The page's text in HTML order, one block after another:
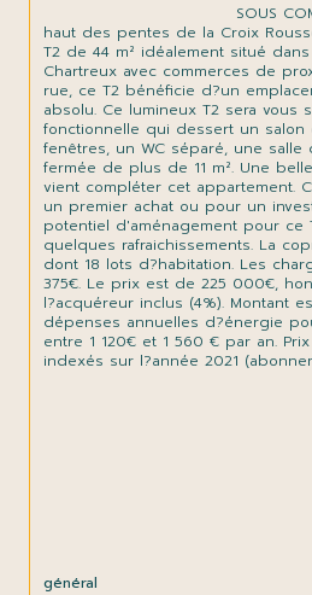
haut des pentes de la Croix
T2 de 44 m² idéalement situé
Chartreux avec commerces de
rue, ce T2 bénéficie d?un
absolu. Ce lumineux T2 sera vous
fonctionnelle qui dessert un salon
fenêtres, un WC séparé, une
fermée de plus de 11 m². Une
vient compléter cet appartement.
un premier achat ou pour un
potentiel d'aménagement pour ce
quelques rafraichissements. La
dont 18 lots d?habitation. Les
375€. Le prix est de 225 000€,
l?acquéreur inclus (4%). Montant
dépenses annuelles d?énergie
entre 1 120€ et 1 560 € par an.
indexés sur l?année 2021
général